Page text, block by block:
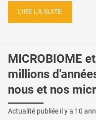
LIRE LA SUITE
MICROBIOME
millions
nous et nos
Actualité publiée il y a 10